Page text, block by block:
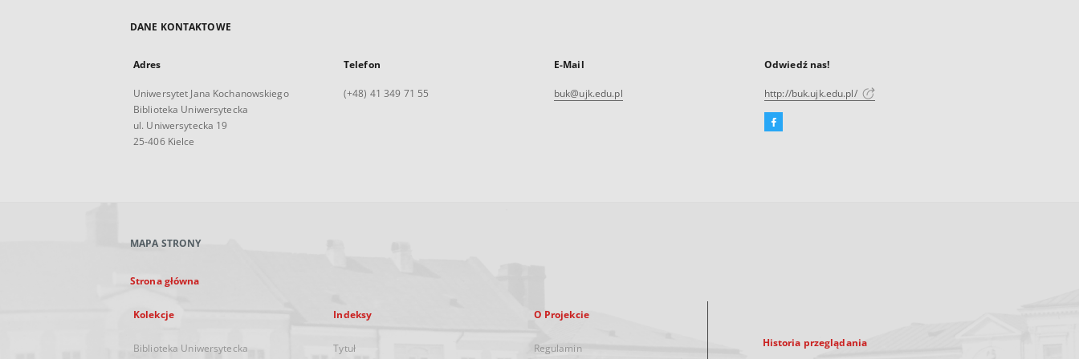
DANE KONTAKTOWE
Adres
Uniwersytet Jana Kochanowskiego
Biblioteka Uniwersytecka
ul. Uniwersytecka 19
25-406 Kielce
Telefon
(+48) 41 349 71 55
E-Mail
buk@ujk.edu.pl
Odwiedź nas!
http://buk.ujk.edu.pl/
Facebook
MAPA STRONY
Strona główna
Kolekcje
Biblioteka Uniwersytecka
Indeksy
Tytuł
O Projekcie
Regulamin Historia przeglądania